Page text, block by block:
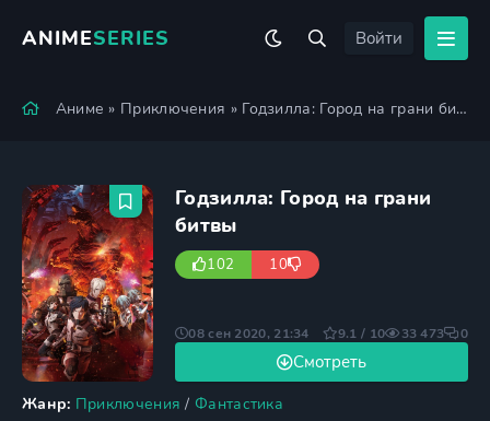
ANIMESERIES Войти
Аниме » Приключения » Годзилла: Город на грани битвы
Годзилла: Город на грани
битвы
102 10
Жанр: Приключения / Фантастика
Смотреть
08 сен 2020, 21:34 9.1 / 10 33 473 0